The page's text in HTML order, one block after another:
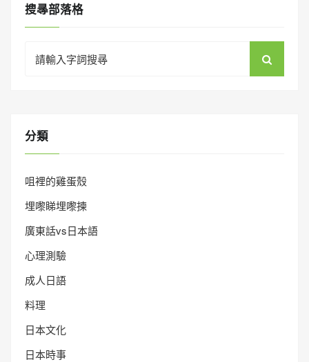
搜㝷部落格
for:
分類
咀裡的雞蛋殼
埋嚟睇埋嚟揀
廣東話vs日本語
心理測驗
成人日語
料理
日本文化
日本時事